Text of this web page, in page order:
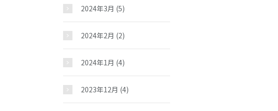
2024年3月 (5)
2024年2月 (2)
2024年1月 (4)
2023年12月 (4)